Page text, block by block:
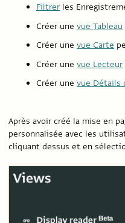
Filtrer les
Créer une vue Tableau
Créer une vue Carte
Créer une vue Lecteur
Créer une vue Détails
Après avoir créé la mise en
personnalisée avec les
cliquant dessus et en